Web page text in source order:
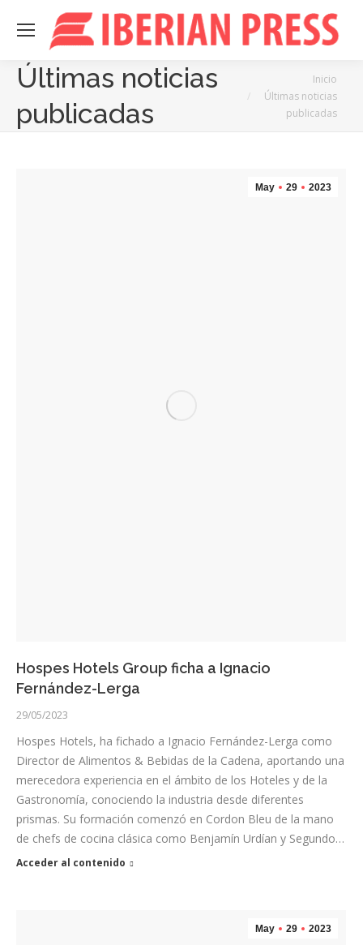
Últimas noticias
publicadas
Inicio
Últimas noticias
publicadas
May 29 2023
Hospes Hotels Group ficha a Ignacio
Fernández-Lerga
29/05/2023
Hospes Hotels, ha fichado a Ignacio Fernández-Lerga como
Director de Alimentos & Bebidas de la Cadena, aportando una
merecedora experiencia en el ámbito de los Hoteles y de la
Gastronomía, conociendo la industria desde diferentes
prismas. Su formación comenzó en Cordon Bleu de la mano
de chefs de cocina clásica como Benjamín Urdían y Segundo…
Acceder al contenido
May 29 2023